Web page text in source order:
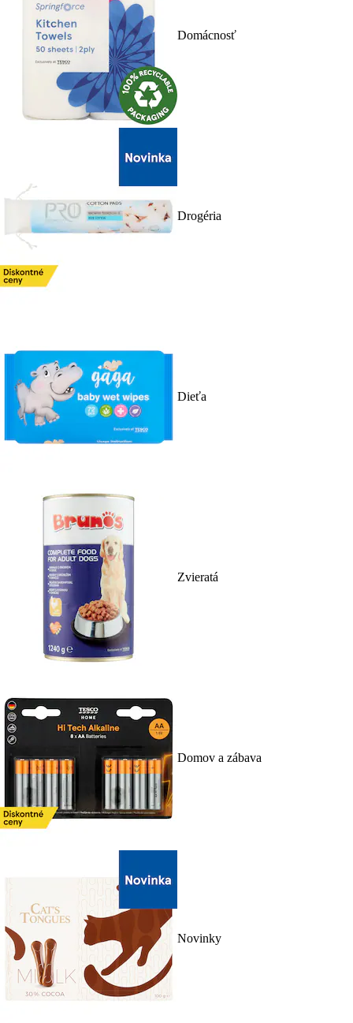
Domácnosť
Drogéria
Dieťa
Zvieratá
Domov a zábava
Novinky